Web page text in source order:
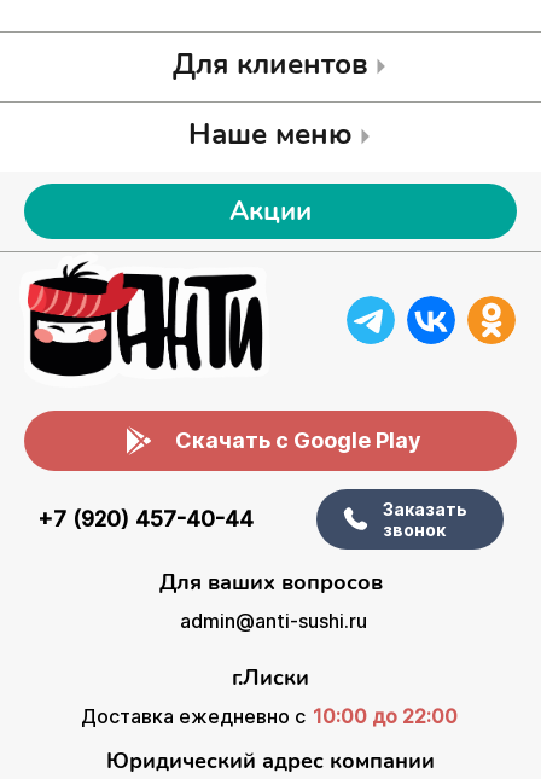
Для клиентов
Наше меню
Акции
Скачать с Google Play
+7 (920) 457-40-44
Заказать
звонок
Для ваших вопросов
admin@anti-sushi.ru
г.Лиски
Доставка ежедневно с 10:00 до 22:00
Юридический адрес компании